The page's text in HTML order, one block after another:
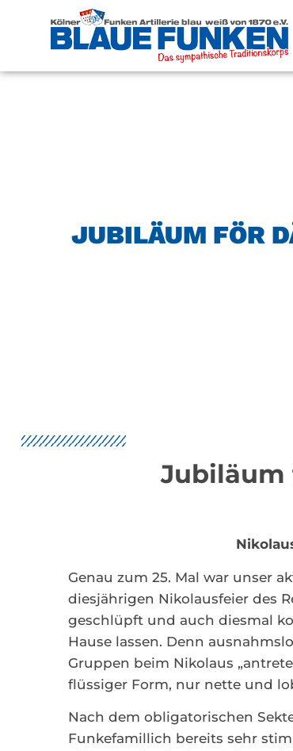
JUBILÄUM FÖR
Jubiläum
Genau zum 25. Mal war unser
diesjährigen Nikolausfeier des
geschlüpft und auch diesmal
Hause lassen. Denn
Gruppen beim Nikolaus
flüssiger Form, nur nette und
Nach dem obligatorischen
Funkefamillich bereits sehr